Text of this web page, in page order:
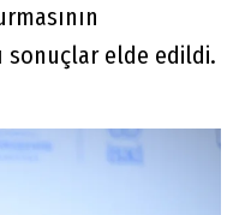
sonuçlar elde edildi.